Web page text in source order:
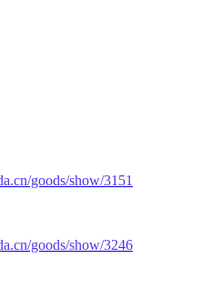
goods/show/3151
goods/show/3246